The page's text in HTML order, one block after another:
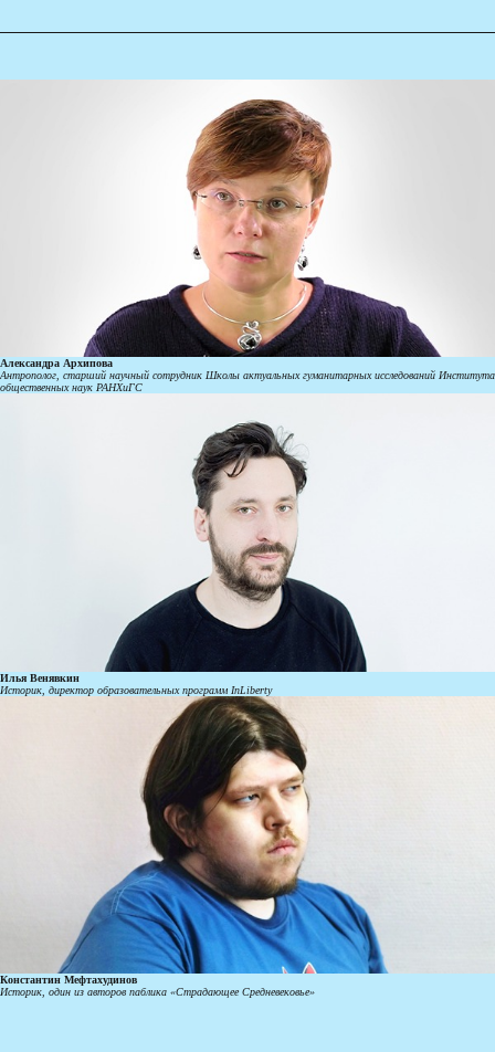
Александра Архипова
Антрополог, старший научный сотрудник Школы актуальных гуманитарных исследований Института
общественных наук РАНХиГС
Илья Венявкин
Историк, директор образовательных программ InLiberty
Константин Мефтахудинов
Историк, один из авторов паблика «Страдающее Средневековье»